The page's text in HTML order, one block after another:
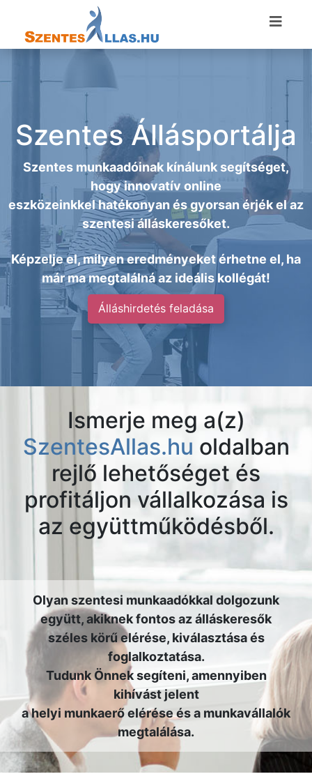
Szentes Állásportálja
Szentes munkaadóinak kínálunk segítséget,
hogy innovatív online
eszközeinkkel hatékonyan és gyorsan érjék el az
szentesi álláskeresőket.
Képzelje el, milyen eredményeket érhetne el, ha
már ma megtalálná az ideális kollégát!
Álláshirdetés feladása
Ismerje meg a(z)
SzentesAllas.hu oldalban
rejlő lehetőséget és
profitáljon vállalkozása is
az együttműködésből.
Olyan szentesi munkaadókkal dolgozunk
együtt, akiknek fontos az álláskeresők
széles körű elérése, kiválasztása és
foglalkoztatása.
Tudunk Önnek segíteni, amennyiben
kihívást jelent
a helyi munkaerő elérése és a munkavállalók
megtalálása.